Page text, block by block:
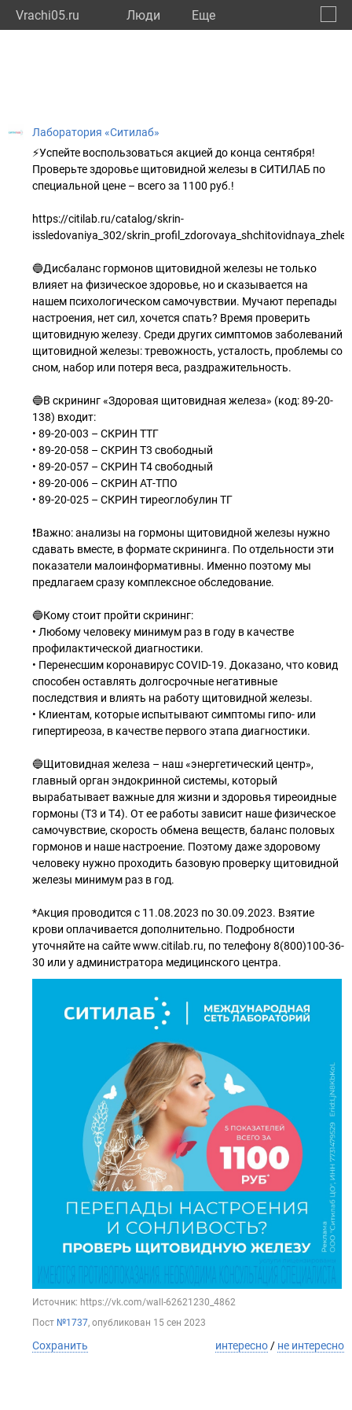
Vrachi05.ru Люди Eще
Лаборатория «Ситилаб»
⚡Успейте воспользоваться акцией до конца сентября!
Проверьте здоровье щитовидной железы в СИТИЛАБ по
специальной цене – всего за 1100 руб.!
https://citilab.ru/catalog/skrin-
issledovaniya_302/
🔵Дисбаланс гормонов щитовидной железы не только
влияет на физическое здоровье, но и сказывается на
нашем психологическом самочувствии. Мучают перепады
настроения, нет сил, хочется спать? Время проверить
щитовидную железу. Среди других симптомов заболеваний
щитовидной железы: тревожность, усталость, проблемы со
сном, набор или потеря веса, раздражительность.
🔵В скрининг «Здоровая щитовидная железа» (код: 89-20-
138) входит:
• 89-20-003 – СКРИН ТТГ
• 89-20-058 – СКРИН T3 свободный
• 89-20-057 – СКРИН T4 свободный
• 89-20-006 – СКРИН АТ-ТПО
• 89-20-025 – СКРИН тиреоглобулин ТГ
❗Важно: анализы на гормоны щитовидной железы нужно
сдавать вместе, в формате скрининга. По отдельности эти
показатели малоинформативны. Именно поэтому мы
предлагаем сразу комплексное обследование.
🔵Кому стоит пройти скрининг:
• Любому человеку минимум раз в году в качестве
профилактической диагностики.
• Перенесшим коронавирус COVID-19. Доказано, что ковид
способен оставлять долгосрочные негативные
последствия и влиять на работу щитовидной железы.
• Клиентам, которые испытывают симптомы гипо- или
гипертиреоза, в качестве первого этапа диагностики.
🔵Щитовидная железа – наш «энергетический центр»,
главный орган эндокринной системы, который
вырабатывает важные для жизни и здоровья тиреоидные
гормоны (Т3 и Т4). От ее работы зависит наше физическое
самочувствие, скорость обмена веществ, баланс половых
гормонов и наше настроение. Поэтому даже здоровому
человеку нужно проходить базовую проверку щитовидной
железы минимум раз в год.
*Акция проводится с 11.08.2023 по 30.09.2023. Взятие
крови оплачивается дополнительно. Подробности
уточняйте на сайте www.citilab.ru, по телефону 8(800)100-36-
30 или у администратора медицинского центра.
Источник: https://vk.com/wall-62621230_4862
Пост №1737, опубликован 15 сен 2023
Сохранить интересно / не интересно